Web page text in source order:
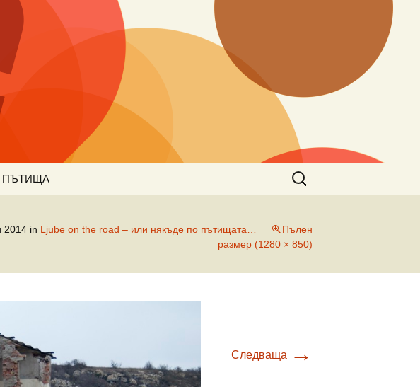
ПЪТИЩА
Търсене
за:
2014 in Ljube on the road – или някъде по пътищата…
Пълен
размер (1280 × 850)
Следваща →